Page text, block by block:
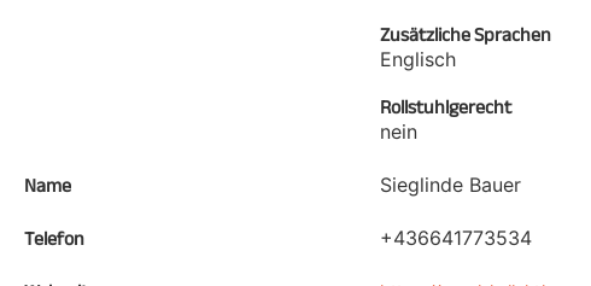
Zusätzliche Sprachen
Englisch
Rollstuhlgerecht
nein
Name Sieglinde Bauer
Telefon +436641773534